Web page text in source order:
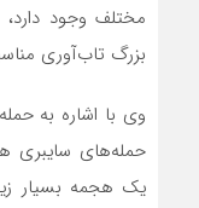
مختلف وجود
بزرگ تاب‌آوری
وی با اشاره به
حمله‌های سایبری
یک هجمه بسیار